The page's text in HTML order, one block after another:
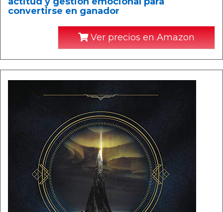
convertirse en ganador
Ver precios en Amazon